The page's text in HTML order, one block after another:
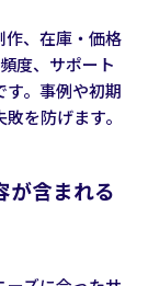
作、在庫・価格
度、サポート
。事例や初期
を防げます。
が含まれる